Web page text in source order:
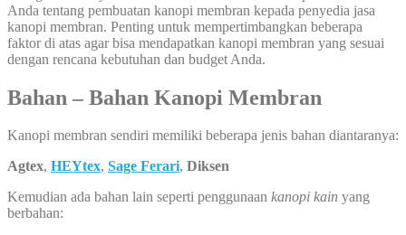
Anda tentang pembuatan kanopi membran kepada penyedia jasa
kanopi membran. Penting untuk mempertimbangkan beberapa
faktor di atas agar bisa mendapatkan kanopi membran yang sesuai
dengan rencana kebutuhan dan budget Anda.
Bahan – Bahan Kanopi Membran
Kanopi membran sendiri memiliki beberapa jenis bahan diantaranya:
Agtex, HEYtex, Sage Ferari, Diksen
Kemudian ada bahan lain seperti penggunaan kanopi kain yang
berbahan: